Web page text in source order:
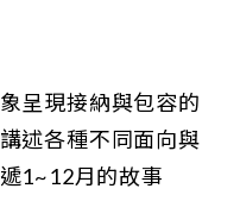
呈現接納與包容的
述各種不同面向與
1~12月的故事